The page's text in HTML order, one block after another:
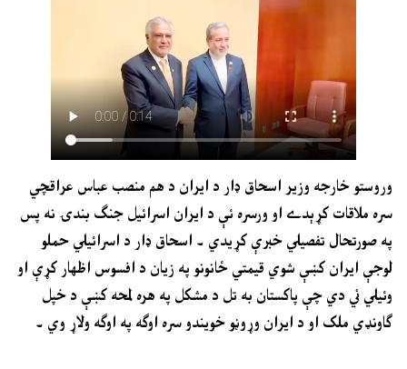
وروستو خارجه وزير اسحاق ډار د ايران د هم منصب عباس عراقچي
سره ملاقات کړېدے او ورسره ئې د ايران اسرائيل جنګ بندۍ نه پس
په صورتحال تفصيلي خبرې کړيدي ۔ اسحاق ډار د اسرائيلي حملو
لوجې ايران کښې شوي قيمتي ځانونو په زيان د افسوس اظهار کړې او
وئيلي ئي دي چې پاکستان به تل د مشکل په هره لمحه کښې د خپل
ګاونډي ملک او د ايران وړوڼو خويندو سره اوګه په اوګه ولاړ وي ۔